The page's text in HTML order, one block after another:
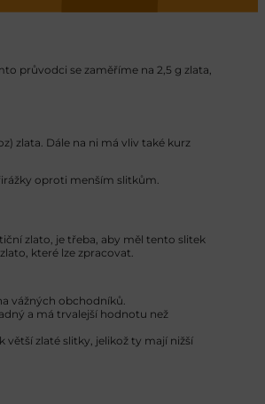
průvodci se zaměříme na 2,5 g zlata,
zlata. Dále na ni má vliv také kurz
oproti menším slitkům.
zlato, je třeba, aby měl tento slitek
které lze zpracovat.
vážných obchodníků.
a má trvalejší hodnotu než
větší zlaté slitky, jelikož ty mají nižší